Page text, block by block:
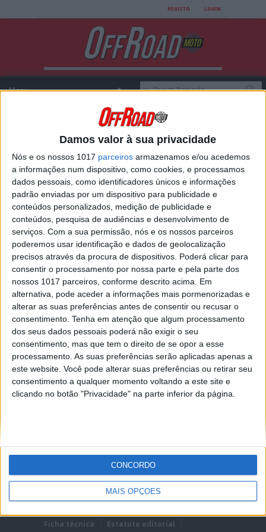
Damos valor à sua privacidade
Nós e os nossos 1017 parceiros armazenamos e/ou acedemos
a informações num dispositivo, como cookies, e processamos
dados pessoais, como identificadores únicos e informações
padrão enviadas por um dispositivo para publicidade e
conteúdos personalizados, medição de publicidade e
conteúdos, pesquisa de audiências e desenvolvimento de
serviços. Com a sua permissão, nós e os nossos parceiros
poderemos usar identificação e dados de geolocalização
precisos através da procura de dispositivos. Poderá clicar para
consentir o processamento por nossa parte e pela parte dos
nossos 1017 parceiros, conforme descrito acima. Em
alternativa, pode aceder a informações mais pormenorizadas e
alterar as suas preferências antes de consentir ou recusar o
consentimento. Tenha em atenção que algum processamento
dos seus dados pessoais poderá não exigir o seu
consentimento, mas que tem o direito de se opor a esse
processamento. As suas preferências serão aplicadas apenas a
este website. Você pode alterar suas preferências ou retirar seu
consentimento a qualquer momento voltando a este site e
clicando no botão "Privacidade" na parte inferior da página.
MAIS OPÇÕES
CONCORDO
REGISTO LOGIN
Login
USERNAME
PASSWORD
REMEMBER?
Lost password?
Ficha técnica Estatuto editorial